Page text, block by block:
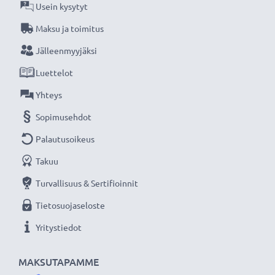
siksi akuillamme on 3 vuoden takuu. Valitse
subtel®, etkä tingi laadusta.
MAKSUTAPAMME
Usein kysytyt
Maksu ja toimitus
Jälleenmyyjäksi
Luettelot
Yhteys
Sopimusehdot
Palautusoikeus
Takuu
Turvallisuus & Sertifioinnit
Tietosuojaseloste
Yritystiedot